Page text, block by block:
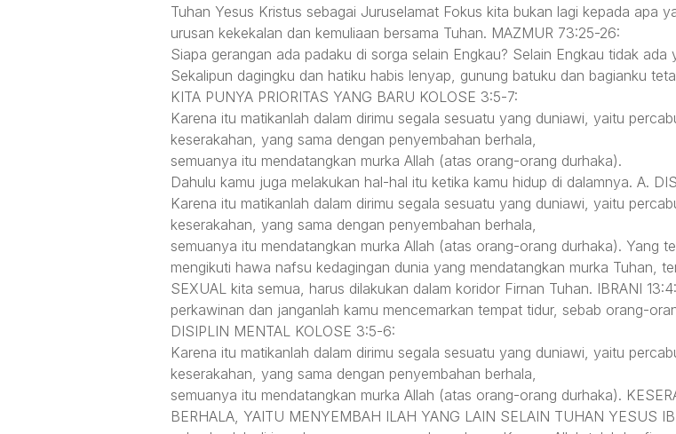
Tuhan Yesus Kristus sebagai Juruselamat Fokus kita bukan lagi kepada apa
urusan kekekalan dan kemuliaan bersama Tuhan. MAZMUR 73:25-26:
Siapa gerangan ada padaku di sorga selain Engkau? Selain Engkau tidak ada
Sekalipun dagingku dan hatiku habis lenyap, gunung batuku dan bagianku
KITA PUNYA PRIORITAS YANG BARU KOLOSE 3:5-7:
Karena itu matikanlah dalam dirimu segala sesuatu yang duniawi, yaitu
keserakahan, yang sama dengan penyembahan berhala,
semuanya itu mendatangkan murka Allah (atas orang-orang durhaka).
Dahulu kamu juga melakukan hal-hal itu ketika kamu hidup di dalamnya. A.
Karena itu matikanlah dalam dirimu segala sesuatu yang duniawi, yaitu
keserakahan, yang sama dengan penyembahan berhala,
semuanya itu mendatangkan murka Allah (atas orang-orang durhaka). Yang
mengikuti hawa nafsu kedagingan dunia yang mendatangkan murka Tuhan,
SEXUAL kita semua, harus dilakukan dalam koridor Firnan Tuhan. IBRANI
perkawinan dan janganlah kamu mencemarkan tempat tidur, sebab orang-
DISIPLIN MENTAL KOLOSE 3:5-6:
Karena itu matikanlah dalam dirimu segala sesuatu yang duniawi, yaitu
keserakahan, yang sama dengan penyembahan berhala,
semuanya itu mendatangkan murka Allah (atas orang-orang durhaka).
BERHALA, YAITU MENYEMBAH ILAH YANG LAIN SELAIN TUHAN YESUS